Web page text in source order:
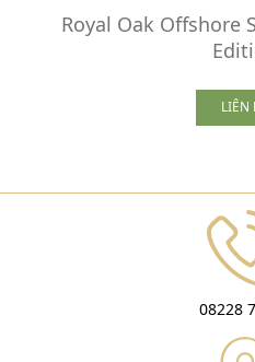
Royal Oak Offshore
LIÊN
08228